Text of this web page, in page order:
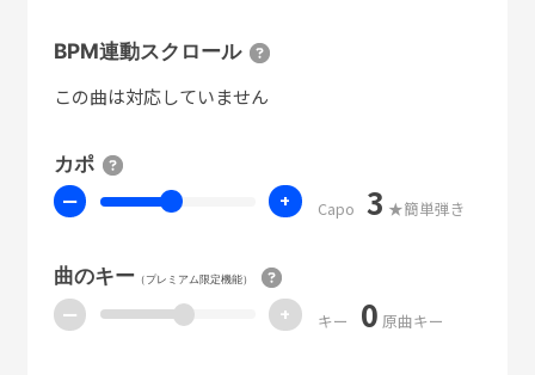
BPM連動スクロール
この曲は対応していません
カポ
ー + Capo 3 ★簡単弾き
曲のキー（プレミアム限定機能）
ー + キー 0 原曲キー